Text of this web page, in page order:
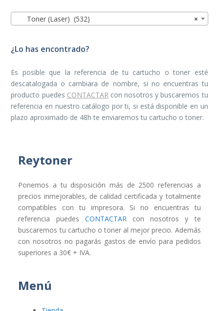
×
Toner (Laser) (532)
¿Lo has encontrado?
Es posible que la referencia de tu cartucho o toner esté
descatalogada o cambiara de nombre, si no encuentras tu
producto puedes CONTACTARcon nosotros y buscaremos tu
referencia en nuestro catálogo por ti, si está disponible en un
plazo aproximado de 48h te enviaremos tu cartucho o toner.
Reytoner
Ponemos a tu disposición más de 2500 referencias a
precios inmejorables, de calidad certificada y totalmente
compatibles con tu impresora. Si no encuentras tu
referencia puedes CONTACTARcon nosotros y te
buscaremos tu cartucho o toner al mejor precio. Además
con nosotros no pagarás gastos de envío para pedidos
superiores a 30€ + IVA.
Menú